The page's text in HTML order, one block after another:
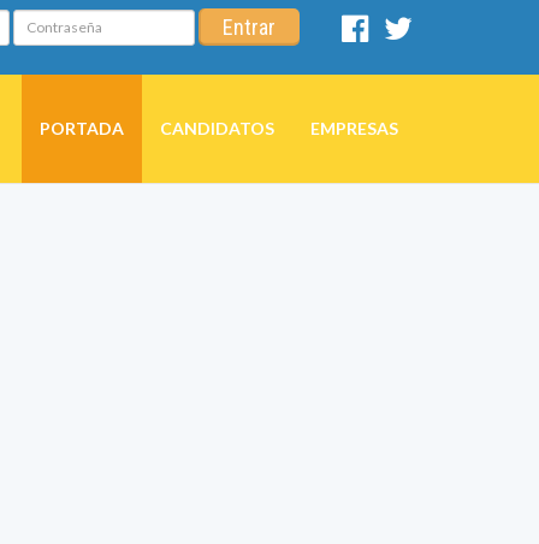
Contraseña Entrar
Facebook
PORTADA CANDIDATOS EMPRESAS